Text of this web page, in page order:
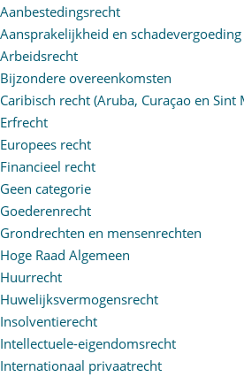
Aanbestedingsrecht
Aansprakelijkheid en schadevergoeding
Arbeidsrecht
Bijzondere overeenkomsten
Caribisch recht (Aruba, Curaçao en Sint
Erfrecht
Europees recht
Financieel recht
Geen categorie
Goederenrecht
Grondrechten en mensenrechten
Hoge Raad Algemeen
Huurrecht
Huwelijksvermogensrecht
Insolventierecht
Intellectuele-eigendomsrecht
Internationaal privaatrecht